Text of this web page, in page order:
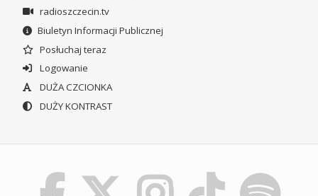
radioszczecin.tv
Biuletyn Informacji Publicznej
Posłuchaj teraz
Logowanie
DUŻA CZCIONKA
DUŻY KONTRAST